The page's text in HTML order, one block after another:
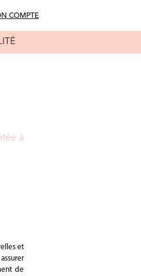
COMPTE
à
et
de